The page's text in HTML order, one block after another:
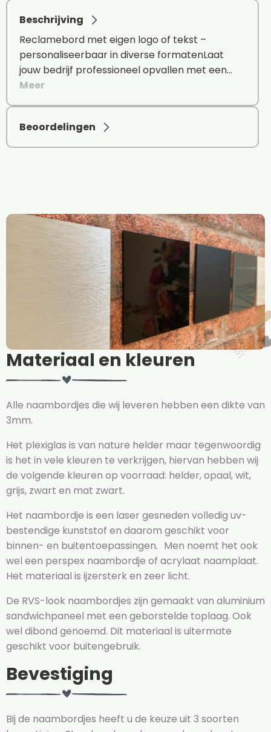
Beschrijving
Reclamebord met eigen logo of tekst –
personaliseerbaar in diverse formatenLaat
jouw bedrijf professioneel opvallen met een…
Meer
Beoordelingen
Materiaal en kleuren
Alle naambordjes die wij leveren hebben een dikte van
3mm.
Het plexiglas is van nature helder maar tegenwoordig
is het in vele kleuren te verkrijgen, hiervan hebben wij
de volgende kleuren op voorraad: helder, opaal, wit,
grijs, zwart en mat zwart.
Het naambordje is een laser gesneden volledig uv-
bestendige kunststof en daarom geschikt voor
binnen- en buitentoepassingen. Men noemt het ook
wel een perspex naambordje of acrylaat naamplaat.
Het materiaal is ijzersterk en zeer licht.
De RVS-look naambordjes zijn gemaakt van aluminium
sandwichpaneel met een geborstelde toplaag. Ook
wel dibond genoemd. Dit materiaal is uitermate
geschikt voor buitengebruik.
Bevestiging
Bij de naambordjes heeft u de keuze uit 3 soorten